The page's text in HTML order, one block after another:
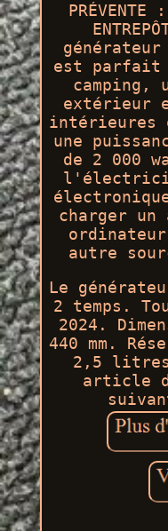
PRÉVENTE
est parfait
extérieur
intérieures
une
de 2 000
charger
autre
Le
2 temps.
2024.
440 mm.
2,5
article